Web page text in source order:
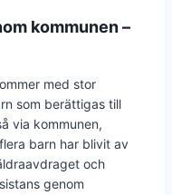
kommunen –
med stor
som berättigas till
via kommunen,
barn har blivit av
och
genom